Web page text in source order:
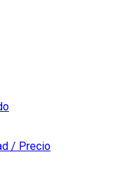
/ Precio